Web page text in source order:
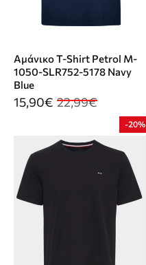
Αμάνικο T-Shirt Petrol M-
1050-SLR752-5178 Navy
Blue
15,90€ 22,99€
-20%